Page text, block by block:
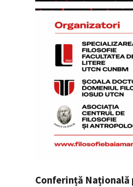
Conferință Națională